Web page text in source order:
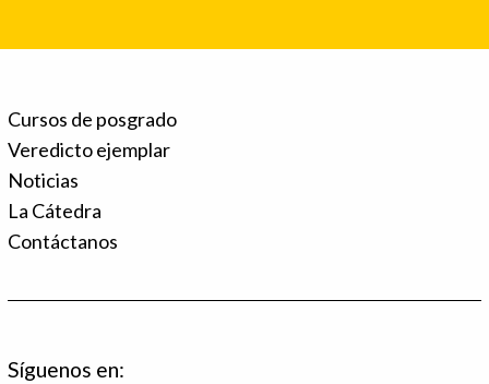
Cursos de posgrado
Veredicto ejemplar
Noticias
La Cátedra
Contáctanos
Síguenos en: